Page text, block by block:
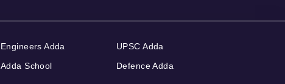
Engineers Adda
Adda School
UPSC Adda
Defence Adda